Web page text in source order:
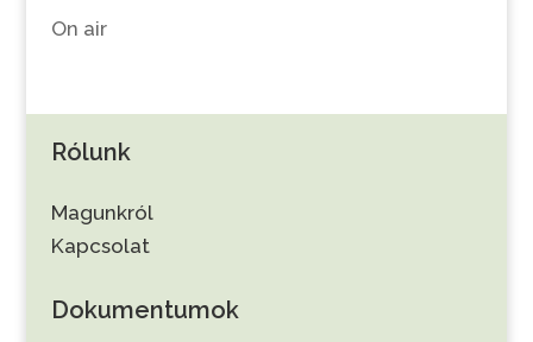
On air
Rólunk
Magunkról
Kapcsolat
Dokumentumok